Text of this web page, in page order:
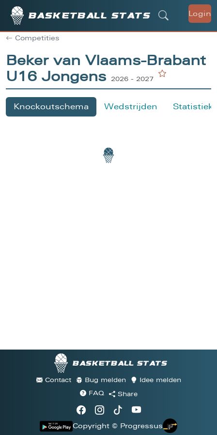
Basketball stats Login
Competities
Beker van Vlaams-Brabant
U16 Jongens
2026 - 2027
Knockoutschema Wedstrijden
Basketball stats
Contact Bug melden
Idee melden
FAQ
Share
Copyright © Progressus